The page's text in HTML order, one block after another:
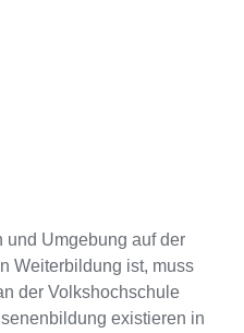
und Umgebung auf der
Weiterbildung ist, muss
der Volkshochschule
existieren in